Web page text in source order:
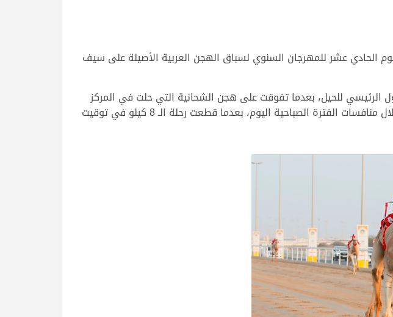
الحادي عشر للمهرجان السنوي لسباق الهجن العربية الأصيلة على سيف
الرئيسي للحيل، بعدما تفوقت على هجن الشحانية التي حلت في المركز
الثاني، وهجن العاصفة التي جاءت في المركز الثالث، وحققت “نوايا” التوقيت الأفضل خلال منافسات الفترة الصباحية اليوم، بعدما قطعت رحلة الـ 8 كيلو في توقيت